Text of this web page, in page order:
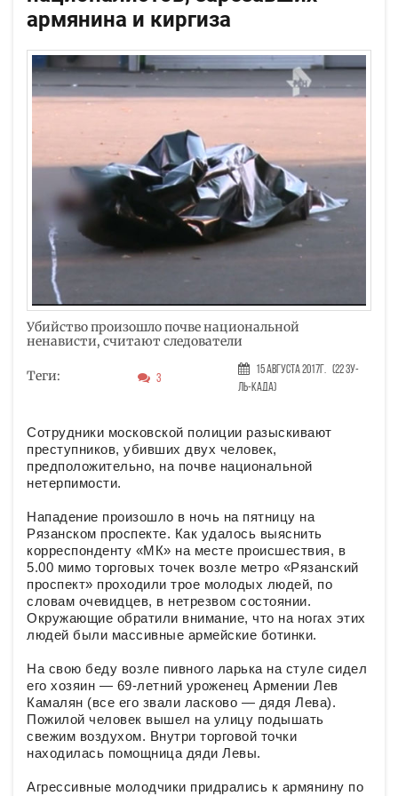
армянина и киргиза
Убийство произошло почве национальной
ненависти, считают следователи
Теги: 3
15 Августа 2017г. (22 Зу-
ль-када)
Сотрудники московской полиции разыскивают
преступников, убивших двух человек,
предположительно, на почве национальной
нетерпимости.
Нападение произошло в ночь на пятницу на
Рязанском проспекте. Как удалось выяснить
корреспонденту «МК» на месте происшествия, в
5.00 мимо торговых точек возле метро «Рязанский
проспект» проходили трое молодых людей, по
словам очевидцев, в нетрезвом состоянии.
Окружающие обратили внимание, что на ногах этих
людей были массивные армейские ботинки.
На свою беду возле пивного ларька на стуле сидел
его хозяин — 69-летний уроженец Армении Лев
Камалян (все его звали ласково — дядя Лева).
Пожилой человек вышел на улицу подышать
свежим воздухом. Внутри торговой точки
находилась помощница дяди Левы.
Агрессивные молодчики придрались к армянину по